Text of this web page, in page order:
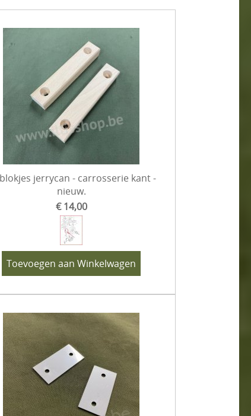
jerrycan - carrosserie kant -
nieuw.
€ 14,00
Toevoegen aan Winkelwagen